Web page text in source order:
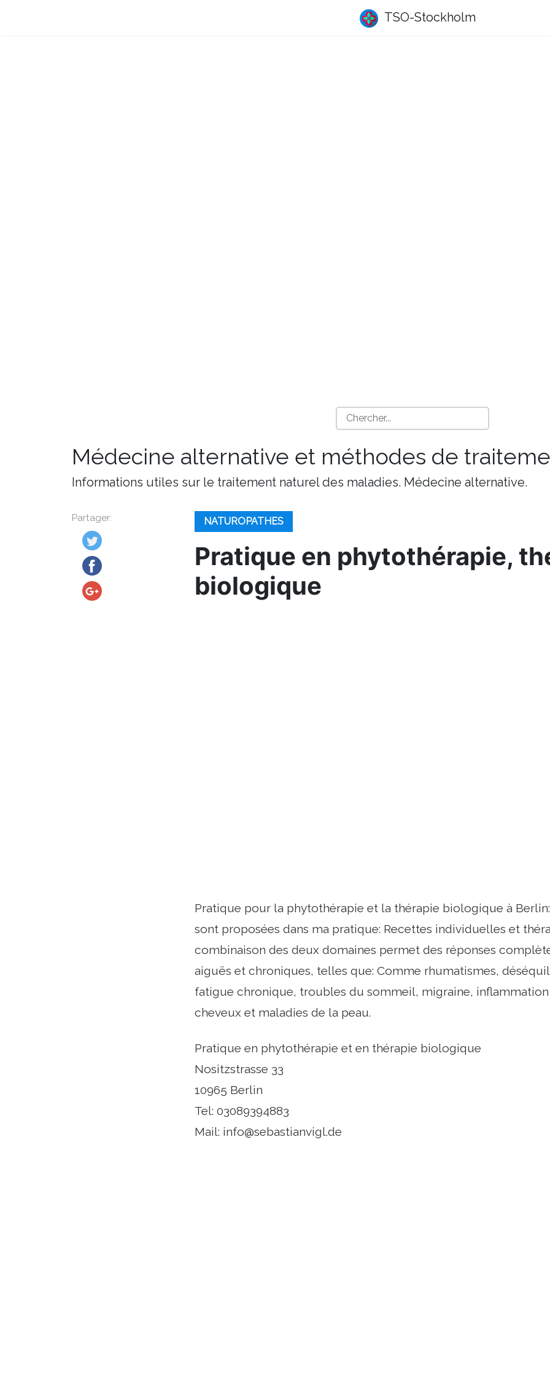
TSO-Stockholm
Médecine alternative et méthodes de
Informations utiles sur le traitement naturel des maladies. Médecine alternative.
Partager: NATUROPATHES
Pratique en phytothérapie,
biologique
Pratique pour la phytothérapie et la thérapie biologique à
sont proposées dans ma pratique: Recettes individuelles et
combinaison des deux domaines permet des réponses
aiguës et chroniques, telles que: Comme rhumatismes,
fatigue chronique, troubles du sommeil, migraine,
cheveux et maladies de la peau.
Pratique en phytothérapie et en thérapie biologique
Nositzstrasse 33
10965 Berlin
Tel: 03089394883
Mail: info@sebastianvigl.de